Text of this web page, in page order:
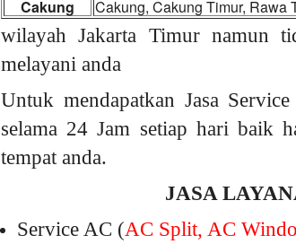
Cakung
Cakung, Cakung Timur, Rawa
wilayah Jakarta Timur namun
melayani anda
Untuk mendapatkan Jasa
selama 24 Jam setiap hari baik
tempat anda.
JASA
Service AC (AC Split, AC